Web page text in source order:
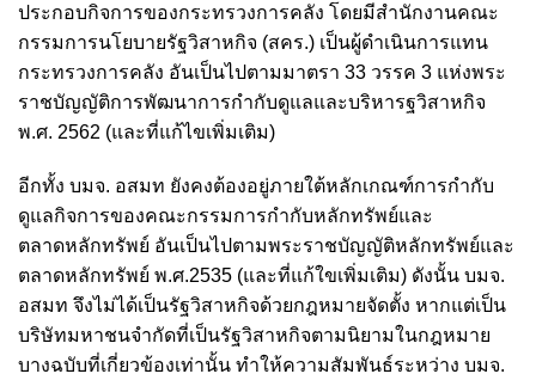
ประกอบกิจการของกระทรวงการคลัง โดยมีสำนักงานคณะ
กรรมการนโยบายรัฐวิสาหกิจ (สคร.) เป็นผู้ดำเนินการแทน
กระทรวงการคลัง อันเป็นไปตามมาตรา 33 วรรค 3 แห่งพระ
ราชบัญญัติการพัฒนาการกำกับดูแลและบริหารฐวิสาหกิจ
พ.ศ. 2562 (และที่แก้ไขเพิ่มเติม)
อีกทั้ง บมจ. อสมท ยังคงต้องอยู่ภายใต้หลักเกณฑ์การกำกับ
ดูแลกิจการของคณะกรรมการกำกับหลักทรัพย์และ
ตลาดหลักทรัพย์ อันเป็นไปตามพระราชบัญญัติหลักทรัพย์และ
ตลาดหลักทรัพย์ พ.ศ.2535 (และที่แก้ใขเพิ่มเติม) ดังนั้น บมจ.
อสมท จึงไม่ได้เป็นรัฐวิสาหกิจด้วยกฎหมายจัดตั้ง หากแต่เป็น
บริษัทมหาชนจำกัดที่เป็นรัฐวิสาหกิจตามนิยามในกฎหมาย
บางฉบับที่เกี่ยวข้องเท่านั้น ทำให้ความสัมพันธ์ระหว่าง บมจ.